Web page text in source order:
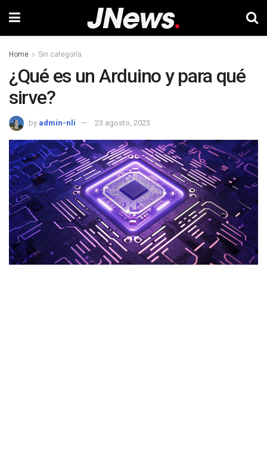
Home Sin categoría
¿Qué es un Arduino y para qué
sirve?
by admin-nli 23 agosto, 2023